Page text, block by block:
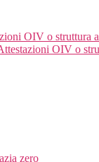
OIV o struttura
OIV o
zero